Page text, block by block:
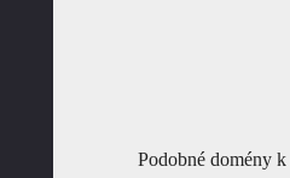
Podobné domény